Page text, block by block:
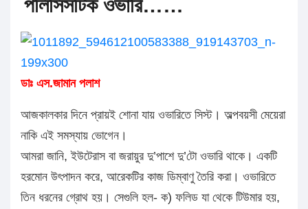
পলিসিসটিক ওভারি……
ডাঃ এস.জামান পলাশ
আজকালকার দিনে প্রায়ই শোনা যায় ওভারিতে সিস্ট। অল্পবয়সী মেয়েরা
নাকি এই সমস্যায় ভোগেন।
আমরা জানি, ইউটেরাস বা জরায়ুর দু’পাশে দু’টো ওভারি থাকে। একটি
হরমোন উৎপাদন করে, আরেকটির কাজ ডিম্বাণু তৈরি করা। ওভারিতে
তিন ধরনের গ্রোথ হয়। সেগুলি হল- ক) ফলিড যা থেকে টিউমার হয়,